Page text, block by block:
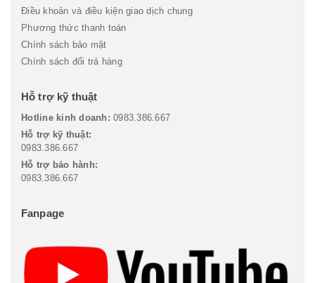
Điều khoản và điều kiện giao dịch chung
Phương thức thanh toán
Chính sách bảo mật
Chính sách đổi trả hàng
Hỗ trợ kỹ thuật
Hotline kinh doanh: 0983.386.667
Hỗ trợ kỹ thuật:
0983.386.667
Hỗ trợ bảo hành:
0983.386.667
Fanpage